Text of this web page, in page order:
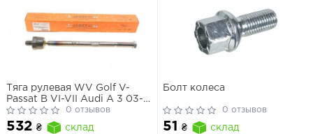
Тяга рулевая WV Golf V-
Passat B VI-VII Audi A 3 03--
-Skoda Octavia A 5 Superb
New-Yeti
0 отзывов
532 ₴
склад
Болт колеса
0 отзывов
51 ₴ склад